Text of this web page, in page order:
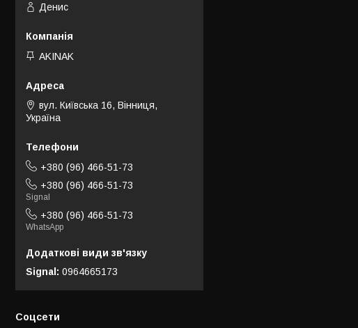
Денис
AKINAK
вул. Київська 16, Вінниця,
Україна
+380 (96) 466-51-73
+380 (96) 466-51-73
Signal
+380 (96) 466-51-73
WhatsApp
Signal 0964665173
Соцсети